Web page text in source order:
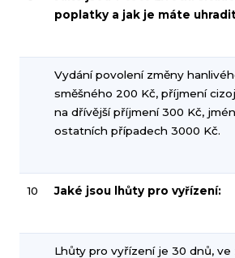
poplatky a jak je máte
Vydání povolení změny
směšného 200 Kč, příjmení
na dřívější příjmení 300 Kč,
ostatních případech 3000 Kč.
10 Jaké jsou lhůty pro vyřízení:
Lhůty pro vyřízení je 30 dnů, ve